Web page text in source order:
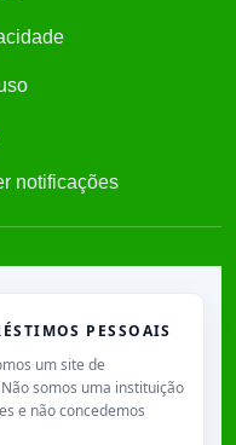
notificações
PESSOAIS
um site de
somos uma instituição
e não concedemos